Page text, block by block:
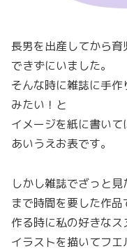
長男を出産してから
できずにいました。
そんな時に雑誌に手
みたい！と
イメージを紙に書い
あいうえお表です。
しかし雑誌でざっと
まで時間を要した作品
作る時に私の好きなス
イラストを描いてフエ